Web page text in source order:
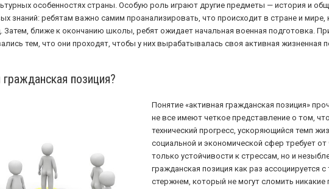
особенностях страны. Особую роль играют другие предметы — история и
знаний: ребятам важно самим проанализировать, что происходит в стране и
Затем, ближе к окончанию школы, ребят ожидает начальная военная подготовка.
тем, что они проходят, чтобы у них вырабатывалась своя активная жизненная
позиция?
Понятие «активная гражданская позиция»
не все имеют четкое представление о том,
технический прогресс, ускоряющийся темп
социальной и экономической сфер требует
только устойчивости к стрессам, но и
гражданская позиция как раз ассоциируется
стержнем, который не могут сломить никакие